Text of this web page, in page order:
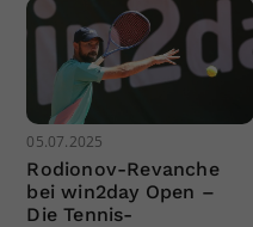
05.07.2025
Rodionov-Revanche
bei win2day Open –
Die Tennis-